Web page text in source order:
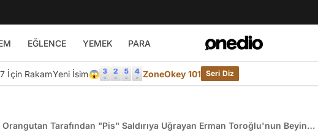
EĞLENCE YEMEK PARA
İçin RakamYeni İsim😱 ZoneOkey 101 Seri Diz
Orangutan Tarafından "Pis" Saldırıya Uğrayan Erman Toroğlu'nun Beyin